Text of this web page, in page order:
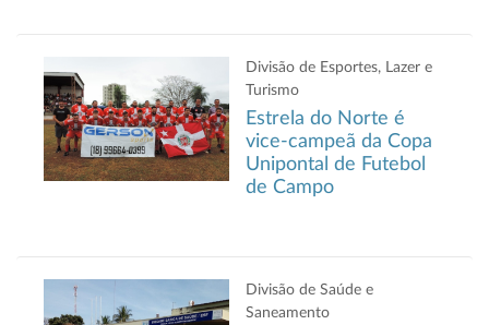
Divisão de Esportes, Lazer e
Turismo
Estrela do Norte é
vice-campeã da Copa
Unipontal de Futebol
de Campo
Divisão de Saúde e
Saneamento